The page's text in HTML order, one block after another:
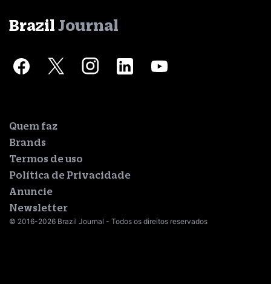
Brazil Journal
Quem faz
Brands
Termos de uso
Política de Privacidade
Anuncie
Newsletter
© 2016-2026 Brazil Journal - Todos os direitos reservados